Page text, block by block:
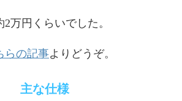
万円くらいでした。
らの記事よりどうぞ。
主な仕様